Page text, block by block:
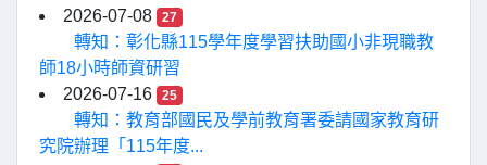
2026-07-08
27
轉知：彰化縣115學年度學習扶助國小非現職教
師18小時師資研習
2026-07-16
25
轉知：教育部國民及學前教育署委請國家教育研
究院辦理「115年度...